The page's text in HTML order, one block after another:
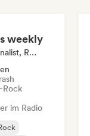
weekly
Media Outlet/Journalist, Radiosender
Rock
im Radio